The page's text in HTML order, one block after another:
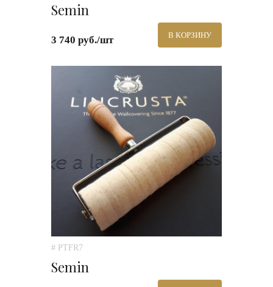
Semin
3 740 руб./шт В КОРЗИНУ
# PTFR7
Semin